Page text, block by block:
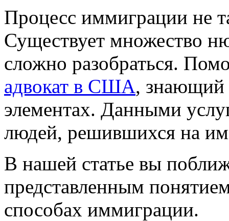
Процесс иммиграции не
Существует множество
сложно разобраться.
адвокат в США, знающий
элементах. Данными
людей, решившихся на
В нашей статье вы
представленным
способах иммиграции.